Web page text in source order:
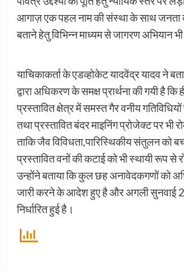
आगाज़ एक पहल नाम की संस्था के साथ जनता
बताने हेतु विभिन्न माध्यम से जागरण अभियान
याचिकाकर्ता के एडव्होकेट यादवेंद्र यादव ने
द्वारा अधिकरण के समक्ष प्रार्थना की गयी है
प्रस्तावित क्षेत्र में समस्त गैर वनीय
तथा प्रस्तावित बंदर माइनिंग प्रोजेक्ट पर भी
ताकि जैव विविधता,पारिस्थिकीय संतुलन को
प्रस्तावित वनों की कटाई को भी स्थायी रूप से
उन्होंने बताया कि कुल छह अनावेदकगणों को
जारी करने के आदेश हुए है और अगली सुनवाई
निर्धारित हुई है।